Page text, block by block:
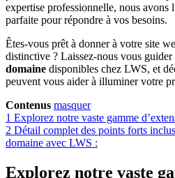
expertise professionnelle, nous avons
parfaite pour répondre à vos besoins.
Êtes-vous prêt à donner à votre site
distinctive ? Laissez-nous vous guider
domaine disponibles chez LWS, et
peuvent vous aider à illuminer votre
Contenus masquer
1 Explorez notre vaste gamme
2 Détail complet des points forts
domaine avec LWS :
Explorez notre vaste